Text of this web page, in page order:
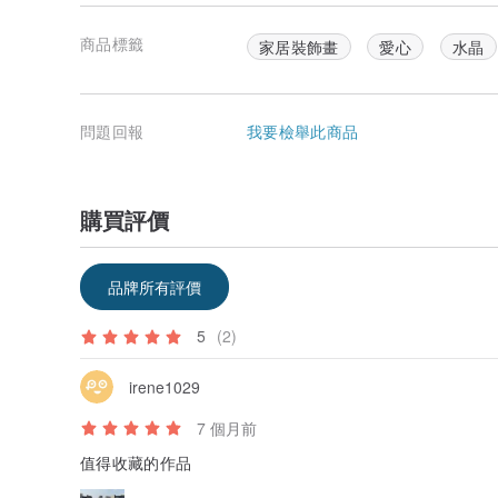
商品標籤 家居裝飾畫 愛心 水晶
問題回報 我要檢舉此商品
購買評價
品牌所有評價
5 (2)
irene1029
7 個月前
值得收藏的作品